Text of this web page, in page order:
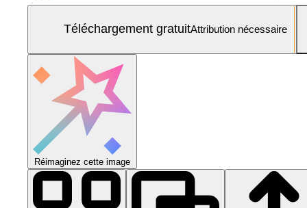
Téléchargement gratuitAttribution nécessaire
Réimaginez cette image